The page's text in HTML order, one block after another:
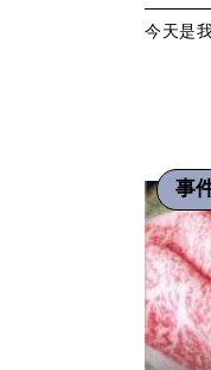
今天是
事